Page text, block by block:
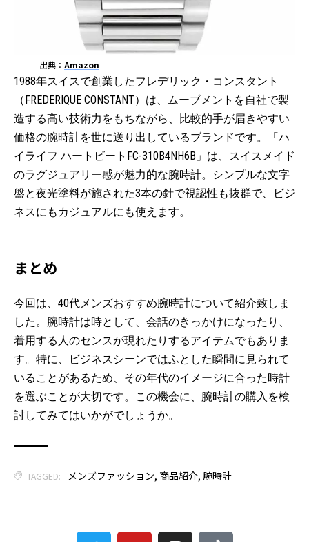
出典： Amazon
1988年スイスで創業したフレデリック・コンスタント
（FREDERIQUE CONSTANT）は、ムーブメントを自社で製
造する高い技術力をもちながら、比較的手が届きやすい
価格の腕時計を世に送り出しているブランドです。「ハ
イライフ ハートビートFC-310B4NH6B」は、スイスメイド
のラグジュアリー感が魅力的な腕時計。シンプルな文字
盤と夜光塗料が施された3本の針で視認性も抜群で、ビジ
ネスにもカジュアルにも使えます。
まとめ
今回は、40代メンズおすすめ腕時計について紹介致しま
した。腕時計は時として、会話のきっかけになったり、
着用する人のセンスが現れたりするアイテムでもありま
す。特に、ビジネスシーンではふとした瞬間に見られて
いることがあるため、その年代のイメージに合った時計
を選ぶことが大切です。この機会に、腕時計の購入を検
討してみてはいかがでしょうか。
TAGGED: メンズファッション, 商品紹介, 腕時計